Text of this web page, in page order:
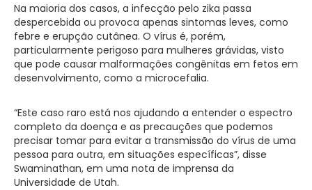
Na maioria dos casos, a infecção pelo zika passa
despercebida ou provoca apenas sintomas leves, como
febre e erupção cutânea. O vírus é, porém,
particularmente perigoso para mulheres grávidas, visto
que pode causar malformações congênitas em fetos em
desenvolvimento, como a microcefalia.
“Este caso raro está nos ajudando a entender o espectro
completo da doença e as precauções que podemos
precisar tomar para evitar a transmissão do vírus de uma
pessoa para outra, em situações específicas”, disse
Swaminathan, em uma nota de imprensa da
Universidade de Utah.